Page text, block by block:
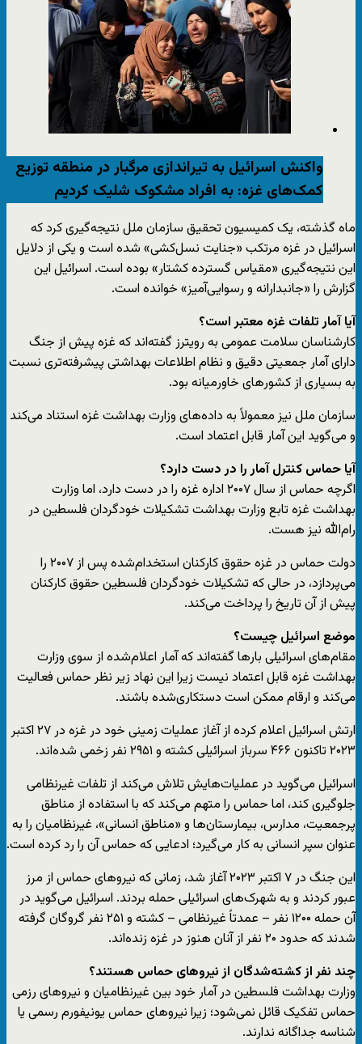
واکنش اسرائیل به تیراندازی مرگبار در منطقه توزیع
کمک‌های غزه: به افراد مشکوک شلیک کردیم
ماه گذشته، یک کمیسیون تحقیق سازمان ملل نتیجه‌گیری کرد که
اسرائیل در غزه مرتکب «جنایت نسل‌کشی» شده است و یکی از دلایل
این نتیجه‌گیری «مقیاس گسترده کشتار» بوده است. اسرائیل این
گزارش را «جانبدارانه و رسوایی‌آمیز» خوانده است.
آیا آمار تلفات غزه معتبر است؟
کارشناسان سلامت عمومی به رویترز گفته‌اند که غزه پیش از جنگ
دارای آمار جمعیتی دقیق و نظام اطلاعات بهداشتی پیشرفته‌تری نسبت
به بسیاری از کشورهای خاورمیانه بود.
سازمان ملل نیز معمولاً به داده‌های وزارت بهداشت غزه استناد می‌کند
و می‌گوید این آمار قابل اعتماد است.
آیا حماس کنترل آمار را در دست دارد؟
اگرچه حماس از سال ۲۰۰۷ اداره غزه را در دست دارد، اما وزارت
بهداشت غزه تابع وزارت بهداشت تشکیلات خودگردان فلسطین در
رام‌الله نیز هست.
دولت حماس در غزه حقوق کارکنان استخدام‌شده پس از ۲۰۰۷ را
می‌پردازد، در حالی که تشکیلات خودگردان فلسطین حقوق کارکنان
پیش از آن تاریخ را پرداخت می‌کند.
موضع اسرائیل چیست؟
مقام‌های اسرائیلی بارها گفته‌اند که آمار اعلام‌شده از سوی وزارت
بهداشت غزه قابل اعتماد نیست زیرا این نهاد زیر نظر حماس فعالیت
می‌کند و ارقام ممکن است دستکاری‌شده باشند.
ارتش اسرائیل اعلام کرده از آغاز عملیات زمینی خود در غزه در ۲۷ اکتبر
۲۰۲۳ تاکنون ۴۶۶ سرباز اسرائیلی کشته و ۲۹۵۱ نفر زخمی شده‌اند.
اسرائیل می‌گوید در عملیات‌هایش تلاش می‌کند از تلفات غیرنظامی
جلوگیری کند، اما حماس را متهم می‌کند که با استفاده از مناطق
پرجمعیت، مدارس، بیمارستان‌ها و «مناطق انسانی»، غیرنظامیان را به
عنوان سپر انسانی به کار می‌گیرد؛ ادعایی که حماس آن را رد کرده است.
این جنگ در ۷ اکتبر ۲۰۲۳ آغاز شد، زمانی که نیروهای حماس از مرز
عبور کردند و به شهرک‌های اسرائیلی حمله بردند. اسرائیل می‌گوید در
آن حمله ۱۲۰۰ نفر – عمدتاً غیرنظامی – کشته و ۲۵۱ نفر گروگان گرفته
شدند که حدود ۲۰ نفر از آنان هنوز در غزه زنده‌اند.
چند نفر از کشته‌شدگان از نیروهای حماس هستند؟
وزارت بهداشت فلسطین در آمار خود بین غیرنظامیان و نیروهای رزمی
حماس تفکیک قائل نمی‌شود؛ زیرا نیروهای حماس یونیفورم رسمی یا
شناسه جداگانه ندارند.